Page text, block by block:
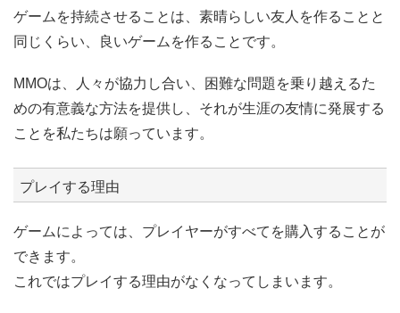
ゲームを持続させることは、素晴らしい友人を作ることと
同じくらい、良いゲームを作ることです。
MMOは、人々が協力し合い、困難な問題を乗り越えるた
めの有意義な方法を提供し、それが生涯の友情に発展する
ことを私たちは願っています。
プレイする理由
ゲームによっては、プレイヤーがすべてを購入することが
できます。
これではプレイする理由がなくなってしまいます。